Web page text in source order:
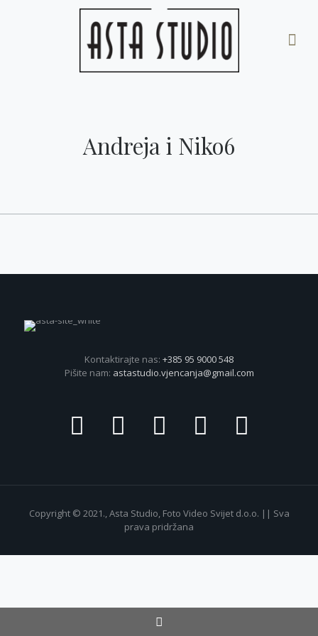
Andreja i Niko6
Kontaktirajte nas: +385 95 9000 548
Pišite nam: astastudio.vjencanja@gmail.com
Copyright © 2021., Asta Studio, Foto Video Svijet d.o.o. || Sva
prava pridržana